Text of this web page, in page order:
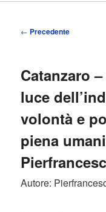
Navigazione
← Precedente
Catanzaro
luce
volontà e
piena
Autore: